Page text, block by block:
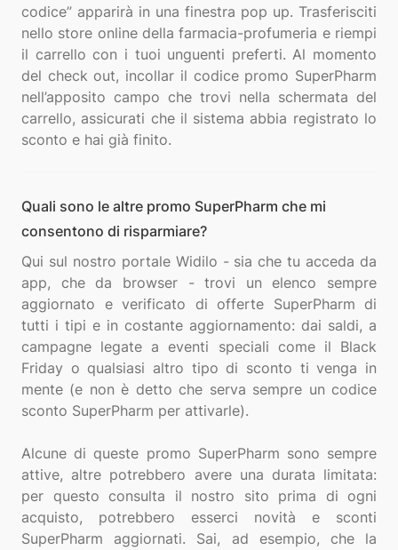
codice” apparirà in una finestra pop up. Trasferisciti
nello store online della farmacia-profumeria e riempi
il carrello con i tuoi unguenti preferti. Al momento
del check out, incollar il codice promo SuperPharm
nell’apposito campo che trovi nella schermata del
carrello, assicurati che il sistema abbia registrato lo
Quali sono le altre promo SuperPharm che mi
consentono di risparmiare?
Qui sul nostro portale Widilo - sia che tu acceda da
app, che da browser - trovi un elenco sempre
aggiornato e verificato di offerte SuperPharm di
tutti i tipi e in costante aggiornamento: dai saldi, a
campagne legate a eventi speciali come il Black
Friday o qualsiasi altro tipo di sconto ti venga in
mente (e non è detto che serva sempre un codice
sconto SuperPharm per attivarle).
Alcune di queste promo SuperPharm sono sempre
attive, altre potrebbero avere una durata limitata:
per questo consulta il nostro sito prima di ogni
acquisto, potrebbero esserci novità e sconti
SuperPharm aggiornati. Sai, ad esempio, che la